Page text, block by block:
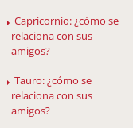
Capricornio: ¿cómo se
relaciona con sus
amigos?
Tauro: ¿cómo se
relaciona con sus
amigos?